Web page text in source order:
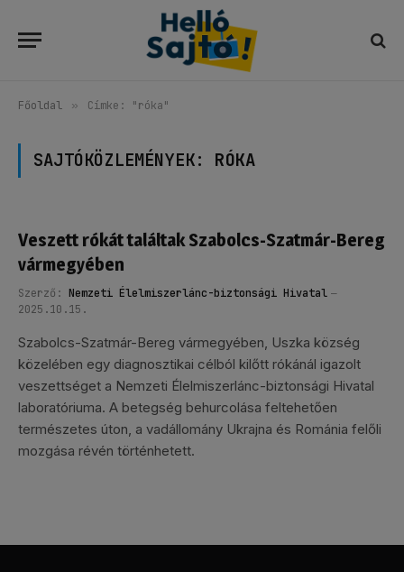
Főoldal » Címke: "róka"
SAJTÓKÖZLEMÉNYEK: RÓKA
Veszett rókát találtak Szabolcs-Szatmár-Bereg
vármegyében
Szerző: Nemzeti Élelmiszerlánc-biztonsági Hivatal
2025.10.15.
Szabolcs-Szatmár-Bereg vármegyében, Uszka község
közelében egy diagnosztikai célból kilőtt rókánál igazolt
veszettséget a Nemzeti Élelmiszerlánc-biztonsági Hivatal
laboratóriuma. A betegség behurcolása feltehetően
természetes úton, a vadállomány Ukrajna és Románia felőli
mozgása révén történhetett.